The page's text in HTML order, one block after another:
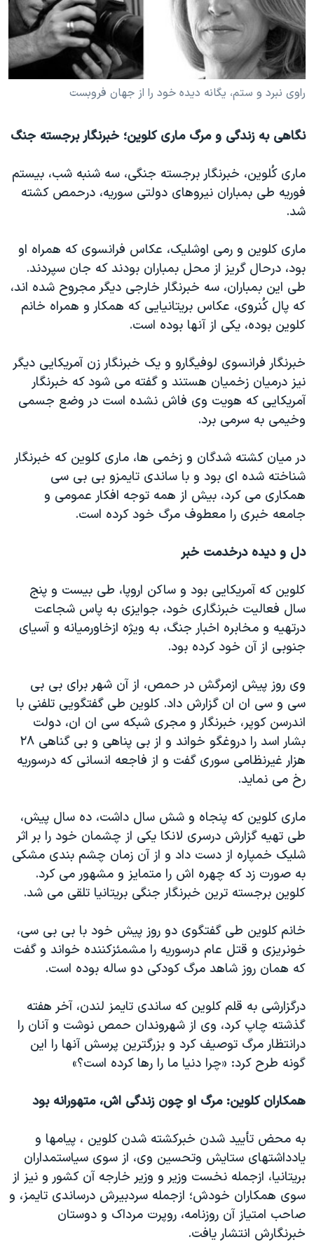
فرهنگ و زندگی
حقوق شهروندی
اقتصادی
علم و فناوری
گالری عکس
آرشیو پخش زنده
مستندها
انتخابات ریاست جمهوری آمریکا ۲۰۲۴
حمله جمهوری اسلامی به اسرائیل
رمز مهسا
اعتراضات زن، زندگی، آزادی
مجموعه مستندهای دادخواهی
تریبونال مردمی آبان ۹۸
دادگاه حمید نوری
قانون شفافیت دارائی کادر رهبری ایران
اعتراضات مردمی آبان ۹۸
اسرائیل در جنگ
همایش محافظه‌کاران آمریکا «سی‌پک»
صفحه‌های ویژه
سفر پرزیدنت ترامپ به چین
دنبال کنید
راوی نبرد و ستم، یگانه دیده خود را از جهان فروبست
نگاهی به زندگی و مرگ ماری کلوین؛ خبرنگار برجسته جنگ
ماری کُلوین، خبرنگار برجسته جنگی، سه شنبه شب، بیستم
فوریه طی بمباران نیروهای دولتی سوریه، درحمص کشته
شد.
ماری کلوین و رمی اوشلیک، عکاس فرانسوی که همراه او
بود، درحال گریز از محل بمباران بودند که جان سپردند.
طی این بمباران، سه خبرنگار خارجی دیگر مجروح شده اند،
که پال کُنروی، عکاس بریتانیایی که همکار و همراه خانم
کلوین بوده، یکی از آنها بوده است.
خبرنگار فرانسوی لوفیگارو و یک خبرنگار زن آمریکایی دیگر
نیز درمیان زخمیان هستند و گفته می شود که خبرنگار
آمریکایی که هویت وی فاش نشده است در وضع جسمی
وخیمی به سرمی برد.
در میان کشته شدگان و زخمی ها، ماری کلوین که خبرنگار
شناخته شده ای بود و با ساندی تایمزو بی بی سی
همکاری می کرد، بیش از همه توجه افکار عمومی و
جامعه خبری را معطوف مرگ خود کرده است.
دل و دیده درخدمت خبر
کلوین که آمریکایی بود و ساکن اروپا، طی بیست و پنج
سال فعالیت خبرنگاری خود، جوایزی به پاس شجاعت
درتهیه و مخابره اخبار جنگ، به ویژه ازخاورمیانه و آسیای
جنوبی از آن خود کرده بود.
وی روز پیش ازمرگش در حمص، از آن شهر برای بی بی
سی و سی ان ان گزارش داد. کلوین طی گفتگویی تلفنی با
اندرسن کوپر، خبرنگار و مجری شبکه سی ان ان، دولت
بشار اسد را دروغگو خواند و از بی پناهی و بی گناهی ٢٨
هزار غیرنظامی سوری گفت و از فاجعه انسانی که درسوریه
رخ می نماید.
ماری کلوین که پنجاه و شش سال داشت، ده سال پیش،
طی تهیه گزارش درسری لانکا یکی از چشمان خود را بر اثر
شلیک خمپاره از دست داد و از آن زمان چشم بندی مشکی
به صورت زد که چهره اش را متمایز و مشهور می کرد.
کلوین برجسته ترین خبرنگار جنگی بریتانیا تلقی می شد.
خانم کلوین طی گفتگوی دو روز پیش خود با بی بی سی،
خونریزی و قتل عام درسوریه را مشمئزکننده خواند و گفت
که همان روز شاهد مرگ کودکی دو ساله بوده است.
درگزارشی به قلم کلوین که ساندی تایمز لندن، آخر هفته
گذشته چاپ کرد، وی از شهروندان حمص نوشت و آنان را
درانتظار مرگ توصیف کرد و بزرگترین پرسش آنها را این
گونه طرح کرد: «چرا دنیا ما را رها کرده است؟»
همکاران کلوین: مرگ او چون زندگی اش، متهورانه بود
به محض تأیید شدن خبرکشته شدن کلوین ، پیامها و
یادداشتهای ستایش وتحسین وی، از سوی سیاستمداران
بریتانیا، ازجمله نخست وزیر و وزیر خارجه آن کشور و نیز از
سوی همکاران خودش؛ ازجمله سردبیرش درساندی تایمز، و
صاحب امتیاز آن روزنامه، روپرت مرداک و دوستان
خبرنگارش انتشار یافت.